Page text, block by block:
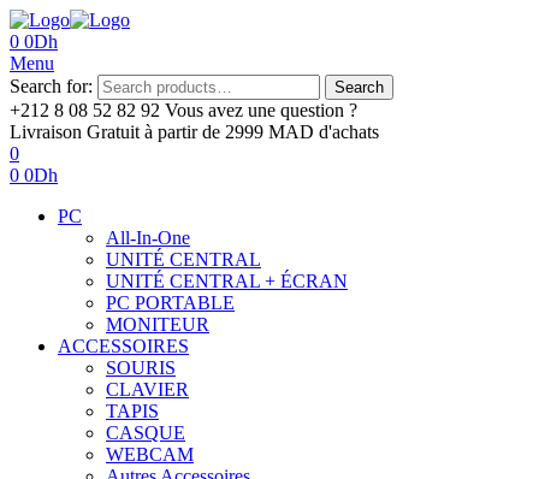
0 0Dh
Menu
Search for:
Search
+212 8 08 52 82 92‬ Vous avez une question ?
Livraison Gratuit à partir de 2999 MAD d'achats
0
0 0Dh
PC
All-In-One
UNITÉ CENTRAL
UNITÉ CENTRAL + ÉCRAN
PC PORTABLE
MONITEUR
ACCESSOIRES
SOURIS
CLAVIER
TAPIS
CASQUE
WEBCAM